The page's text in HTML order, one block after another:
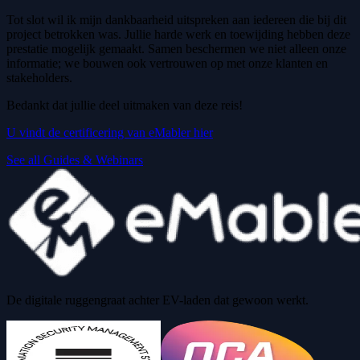
Tot slot wil ik mijn dankbaarheid uitspreken aan iedereen die bij dit
project betrokken was. Jullie harde werk en toewijding hebben deze
prestatie mogelijk gemaakt. Samen beschermen we niet alleen onze
informatie; we bouwen ook vertrouwen op met onze klanten en
stakeholders.
Bedankt dat jullie deel uitmaken van deze reis!
U vindt de certificering van eMabler hier
See all Guides & Webinars
De digitale ruggengraat achter EV-laden dat gewoon werkt.